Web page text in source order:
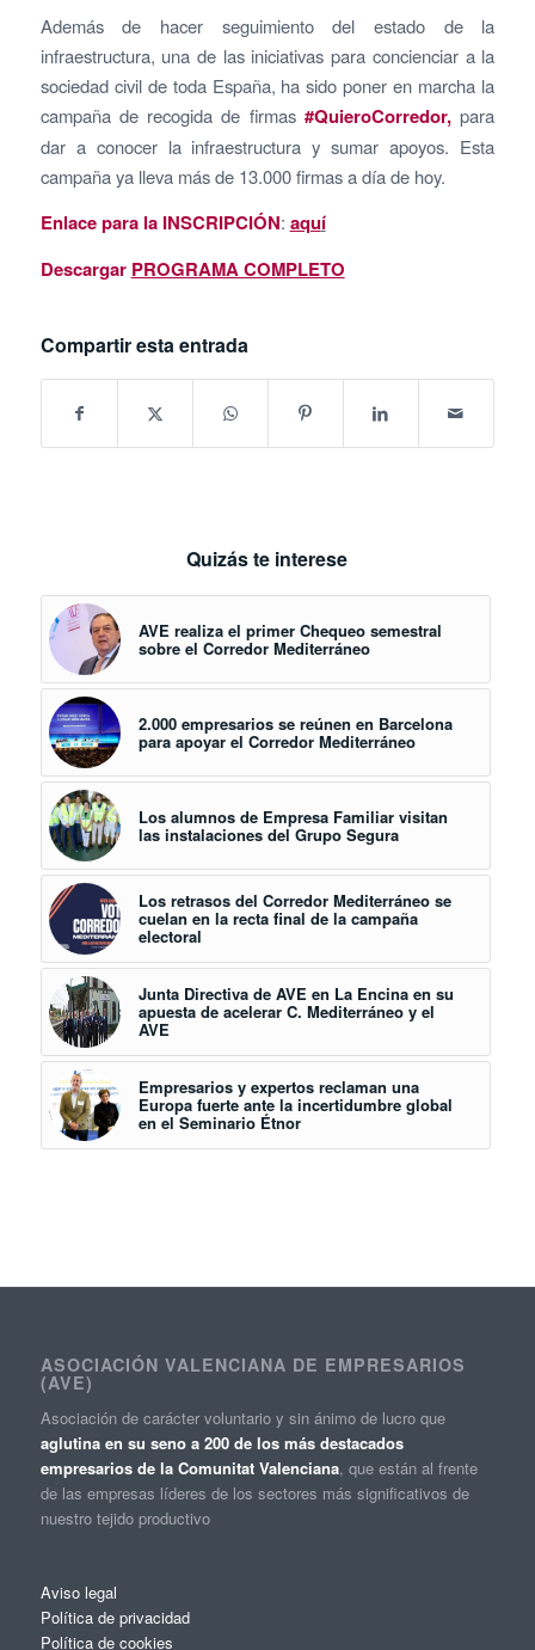
Además de hacer seguimiento del estado de la
infraestructura, una de las iniciativas para concienciar a la
sociedad civil de toda España, ha sido poner en marcha la
campaña de recogida de firmas#QuieroCorredor, para
dar a conocer la infraestructura y sumar apoyos. Esta
campaña ya lleva más de 13.000 firmas a día de hoy.
Enlace para la INSCRIPCIÓN: aquí
Descargar PROGRAMA COMPLETO
Compartir esta entrada
Quizás te interese
AVE realiza el primer Chequeo semestral
sobre el Corredor Mediterráneo
2.000 empresarios se reúnen en Barcelona
para apoyar el Corredor Mediterráneo
Los alumnos de Empresa Familiar visitan
las instalaciones del Grupo Segura
Los retrasos del Corredor Mediterráneo se
cuelan en la recta final de la campaña
electoral
Junta Directiva de AVE en La Encina en su
apuesta de acelerar C. Mediterráneo y el
AVE
Empresarios y expertos reclaman una
Europa fuerte ante la incertidumbre global
en el Seminario Étnor
ASOCIACIÓN VALENCIANA DE EMPRESARIOS
(AVE)
Asociación de carácter voluntario y sin ánimo de lucro que
aglutina en su seno a 200 de los más destacados
empresarios de la Comunitat Valenciana, que están al frente
de las empresas líderes de los sectores más significativos de
nuestro tejido productivo
Aviso legal
Política de privacidad
Política de cookies